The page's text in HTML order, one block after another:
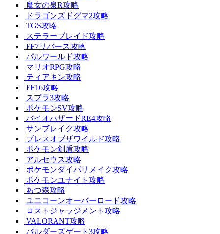
魔女の泉R攻略
ドラゴンズドグマ2攻略
TGS攻略
ステラーブレイド攻略
FF7リバース攻略
パルワールド攻略
マリオRPG攻略
ティアキン攻略
FF16攻略
スプラ3攻略
ポケモンSV攻略
バイオハザードRE4攻略
サンブレイク攻略
ブレスオブザワイルド攻略
ポケモン剣盾攻略
アルセウス攻略
ポケモンダイパリメイク攻略
ポケモンユナイト攻略
あつ森攻略
ユニコーンオーバーロード攻略
ロストジャッジメント攻略
VALORANT攻略
バルダーズゲート3攻略